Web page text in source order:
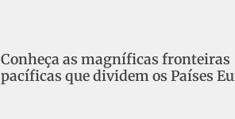
Conheça as magníficas fronteiras
pacíficas que dividem os Países